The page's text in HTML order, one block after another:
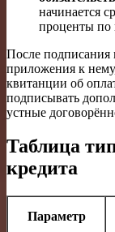
начинается
проценты по
После подписания
приложения к
квитанции об
подписывать
устные
Таблица
кредита
Параметр